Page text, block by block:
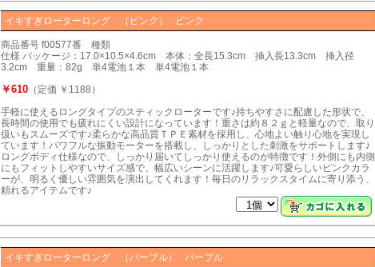
イキすぎローターロング （ピンク） ピンク
商品番号 f00577番 種類
仕様 パッケージ：17.0×10.5×4.6cm 本体：全長15.3cm 挿入長13.3cm 挿入径
3.2cm 重量：82g 単4電池１本 単4電池１本
￥610 （定価 ￥1188）
手軽に使えるロングタイプのスティックローターです♪持ちやすさに配慮した形状で、
長時間の使用でも疲れにくい設計になっています！重さは約８２ｇと軽量なので、取り
扱いもスムーズです♪柔らかな高品質ＴＰＥ素材を採用し、心地よい触り心地を実現し
ています！パワフルな振動モーターを搭載し、しっかりとした刺激をサポートします♪
ロングボディ仕様なので、しっかり届いてしっかり使えるのが特徴です！外側にも内側
にもフィットしやすいサイズ感で、幅広いシーンに活躍します♪可愛らしいピンクカラ
ーが、明るく優しい雰囲気を演出してくれます！毎日のリラックスタイムに寄り添う、
頼れるアイテムです♪
イキすぎローターロング （パープル） パープル